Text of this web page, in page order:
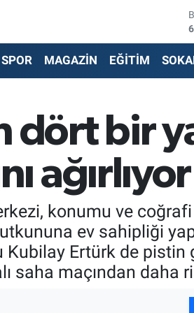
SPOR MAGAZİN EĞİTİM
dört bir
ağırlıyor
konumu ve
ev sahipliği
Ertürk de pistin
saha maçından daha